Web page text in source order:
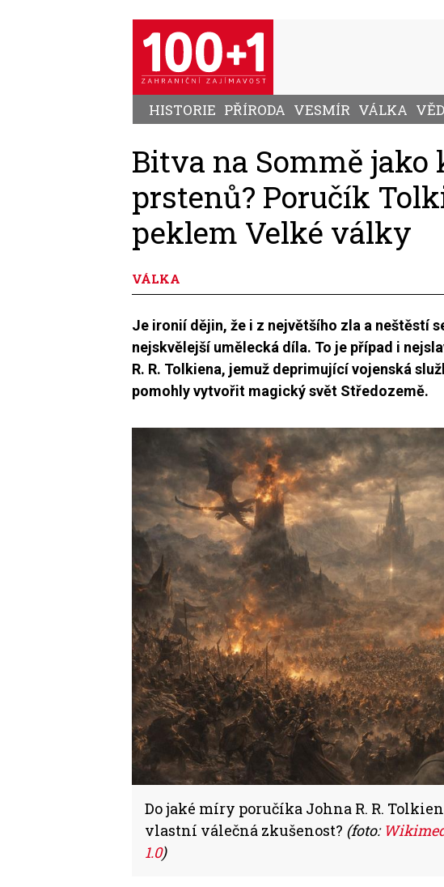
HISTORIE PŘÍRODA VESMÍR VÁLKA
Bitva na Sommě jako
prstenů? Poručík
peklem Velké války
VÁLKA
Je ironií dějin, že i z největšího zla a neštěstí
nejskvělejší umělecká díla. To je případ i
R. R. Tolkiena, jemuž deprimující vojenská
pomohly vytvořit magický svět Středozemě.
Do jaké míry poručíka Johna R. R.
vlastní válečná zkušenost? (foto:
1.0)